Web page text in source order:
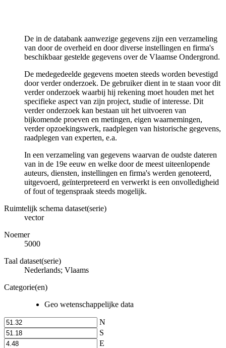
De in de databank aanwezige gegevens zijn een verzameling
van door de overheid en door diverse instellingen en firma's
beschikbaar gestelde gegevens over de Vlaamse Ondergrond.
De medegedeelde gegevens moeten steeds worden bevestigd
door verder onderzoek. De gebruiker dient in te staan voor dit
verder onderzoek waarbij hij rekening moet houden met het
specifieke aspect van zijn project, studie of interesse. Dit
verder onderzoek kan bestaan uit het uitvoeren van
bijkomende proeven en metingen, eigen waarnemingen,
verder opzoekingswerk, raadplegen van historische gegevens,
raadplegen van experten, e.a.
In een verzameling van gegevens waarvan de oudste dateren
van in de 19e eeuw en welke door de meest uiteenlopende
auteurs, diensten, instellingen en firma's werden genoteerd,
uitgevoerd, geïnterpreteerd en verwerkt is een onvolledigheid
of fout of tegenspraak steeds mogelijk.
Ruimtelijk schema dataset(serie)
vector
Noemer
5000
Taal dataset(serie)
Nederlands; Vlaams
Categorie(en)
Geo wetenschappelijke data
N
S
E